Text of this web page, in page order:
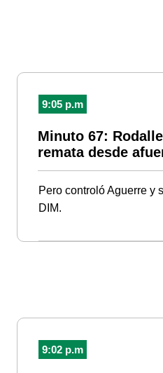
9:05 p.m
Minuto 67:
remata desde
Pero controló Aguerre y
DIM.
9:02 p.m